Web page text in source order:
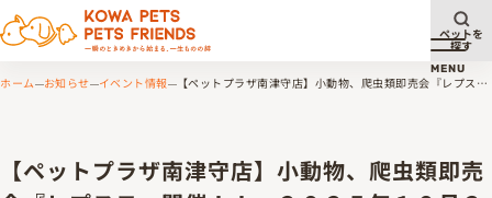
メニ
MENU
ペットを
探す
ホーム お知らせ イベント情報 【ペットプラザ南津守店】小動物、爬虫類即売会『レプス
【ペットプラザ南津守店】小動物、爬虫類即売